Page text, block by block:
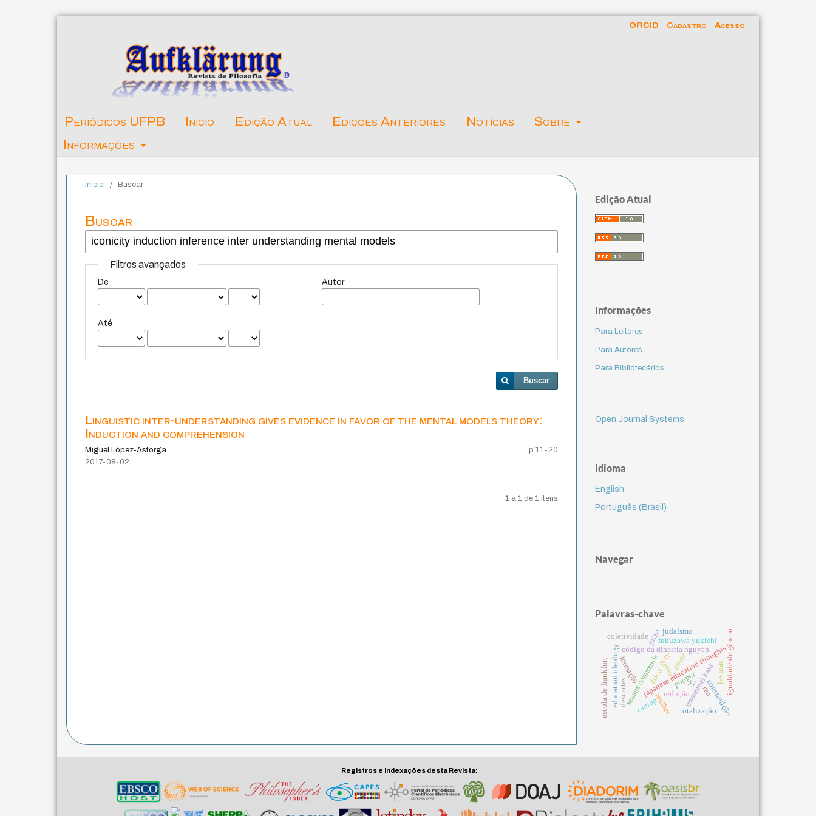
Periódicos UFPB Inicio Edição Atual Edições Anteriores Notícias
Sobre
Informações
ORCID Cadastro Acesso
Início / Buscar
Buscar
Filtros avançados
De
Até
Autor
Buscar
Linguistic inter-understanding gives evidence in favor of the mental models theory:
Induction and comprehension
Miguel López-Astorga
p.11-20
2017-08-02
1 a 1 de 1 itens
Edição Atual
Informações
Para Leitores
Para Autores
Para Bibliotecários
Open Journal Systems
Idioma
English
Português (Brasil)
Navegar
Palavras-chave
immanuel kant
japanese education thoughts
código da dinastia nguyen
gosto
juízo
sensus communis
formação
education ideology
fukuzawa yukichi
redução
mulher
popper
carnap constituição
totalização
nome igualdade de gênero
judaísmo
coletividade
escola de frankfurt descartes ren
ética. levinas
yi
li
Registros e Indexações desta Revista: